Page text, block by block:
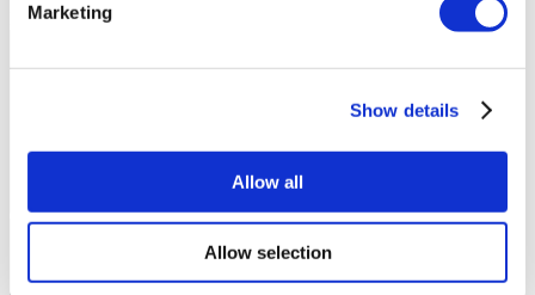
Marketing
Show details
Allow all
Allow selection
История пациента